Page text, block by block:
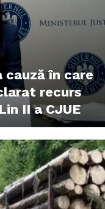
cauză în care
recurs
II a CJUE